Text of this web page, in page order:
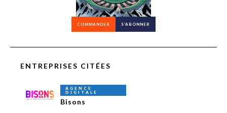
COMMANDER S’ABONNER
ENTREPRISES CITÉES
AGENCE
DIGITALE
Bisons